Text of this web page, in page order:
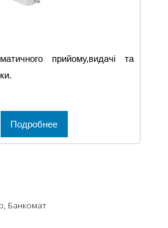
прийому,видачі та
Подробнее
Банкомат